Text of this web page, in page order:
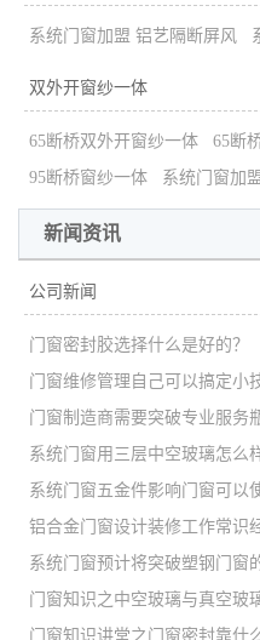
系统门窗加盟 铝艺隔断屏风
双外开窗纱一体
65断桥双外开窗纱一体
65断
95断桥窗纱一体
系统门窗加
新闻资讯
公司新闻
门窗密封胶选择什么是好的？
门窗维修管理自己可以搞定小
门窗制造商需要突破专业服务
系统门窗用三层中空玻璃怎么
系统门窗五金件影响门窗可以
铝合金门窗设计装修工作常识
系统门窗预计将突破塑钢门窗
门窗知识之中空玻璃与真空玻
门窗知识讲堂之门窗密封靠什